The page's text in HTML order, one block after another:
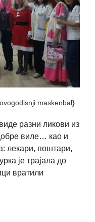
maskenbal}
разни ликови из
виле… као и
лекари, поштари,
је трајала до
вратили